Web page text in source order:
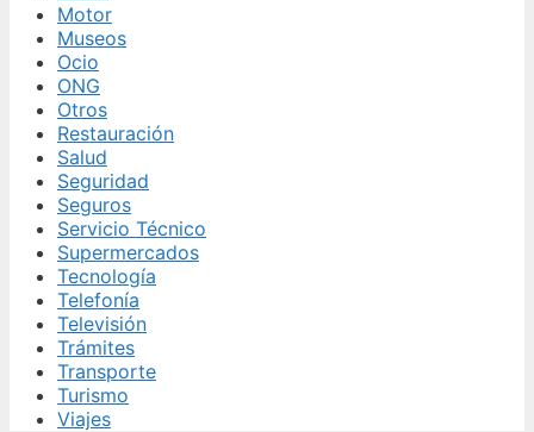
Motor
Museos
Ocio
ONG
Otros
Restauración
Salud
Seguridad
Seguros
Servicio Técnico
Supermercados
Tecnología
Telefonía
Televisión
Trámites
Transporte
Turismo
Viajes